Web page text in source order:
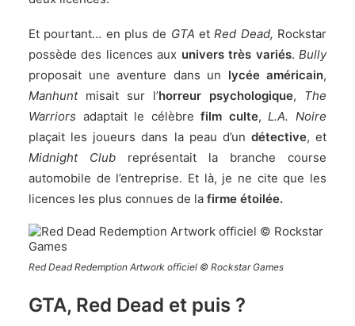
Et pourtant… en plus de GTA etRed Dead, Rockstar
possède des licences aux univers très variés.Bully
proposait une aventure dans un lycée américain,
Manhuntmisait sur l’horreur psychologique, The
Warriors adaptait le célèbrefilm culte,L.A. Noire
plaçait les joueurs dans la peau d’un détective, et
Midnight Club représentait la branche course
automobile de l’entreprise. Et là, je ne cite que les
licences les plus connues de la firme étoilée.
Red Dead Redemption Artwork officiel © Rockstar Games
GTA, Red Dead et puis ?